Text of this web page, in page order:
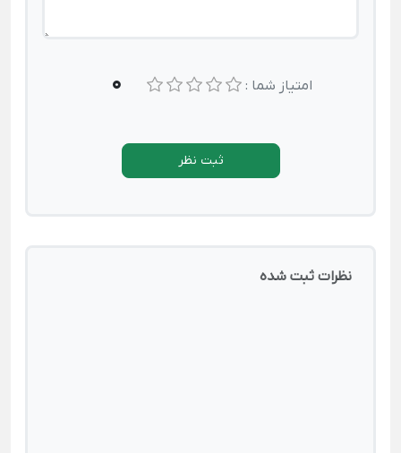
امتیاز شما : 0
ثبت نظر
نظرات ثبت شده